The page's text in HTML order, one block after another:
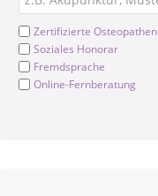
Zertifizierte Osteopathen
Soziales Honorar
Fremdsprache
Online-Fernberatung